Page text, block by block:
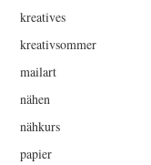
kreatives
kreativsommer
mailart
nähen
nähkurs
papier